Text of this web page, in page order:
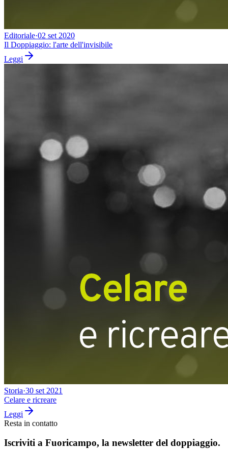
Editoriale·02 set 2020
Il Doppiaggio: l'arte dell'invisibile
Leggi
Storia·30 set 2021
Celare e ricreare
Leggi
Resta in contatto
Iscriviti a Fuoricampo, la newsletter del doppiaggio.